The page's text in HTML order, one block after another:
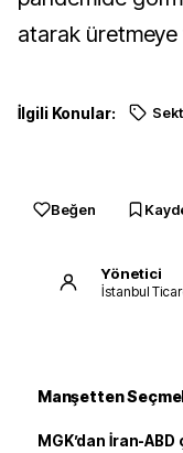
atarak
İlgili Konular:
Beğen
Yönetici
İstanbul
Manşetten
MGK’dan İran-